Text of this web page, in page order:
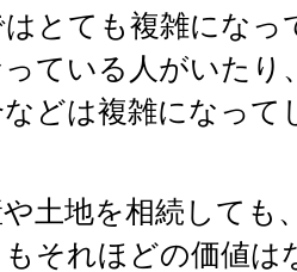
とても複雑になっ
ている人がいたり
などは複雑になっ
土地を相続しても
それほどの価値は